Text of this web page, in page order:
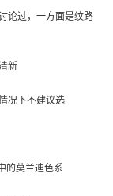
论过，一方面是纹路
新
况下不建议选
的莫兰迪色系